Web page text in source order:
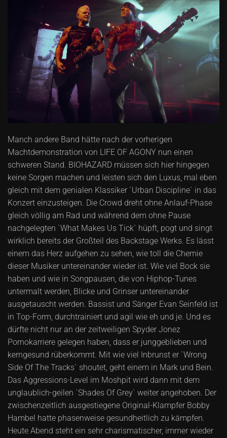
Manch andere Band hätte nach der vorherigen
Machtdemonstration von LIFE OF AGONY nun einen
schweren Stand. BIOHAZARD müssen sich hier hingegen
keine Sorgen machen und leisten sich den Luxus, mal eben
gleich mit dem genialen Klassiker `Urban Discipline` in das
Konzert einzusteigen. Die Crowd dreht ohne Anlauf-Phase
gleich völlig am Rad und während dem ohne Pause
nachgelegten `What Makes Us Tick` hüpft, pogt und singt
wirklich bereits der Großteil des Backstage Werks. Es lässt
einem das Herz aufgehen zu sehen, wie toll die Chemie
dieser Musiker untereinander wieder ist. Wie viel Bock sie
haben und wie in Songpausen, die von Hiphop-Tunes
untermalt werden, Blicke und Grinser untereinander
ausgetauscht werden. Bassist und Sänger Evan Seinfeld ist
in Top-Form, durchtrainiert und agil wie eh und je. Und es
dürfte nicht nur an der zeitweiligen Spyder Jonez
Pornokarriere gelegen haben, dass er junggeblieben und
kerngesund rüberkommt. Mit wie viel Inbrunst er `Wrong
Side Of The Tracks` shoutet, geht einem in Mark und Bein.
Das Aggressions-Level im Moshpit wird dann mit dem
unglaublich-geilen `Shades Of Grey` weiter angehoben. Der
zwischenzeitlich ausgestiegene Original-Klampfer Bobby
Hambel hatte phasenweise gesundheitlich zu kämpfen.
Heute Abend steht ein sehr charismatischer, immer wieder